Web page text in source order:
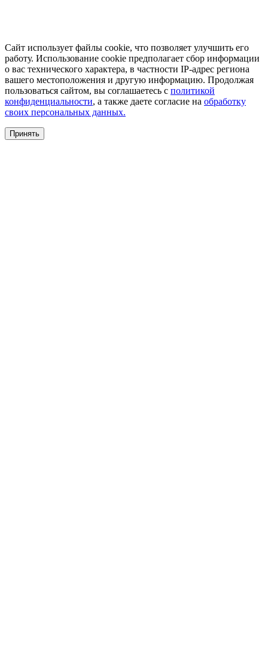
Сайт использует файлы cookie, что позволяет улучшить его
работу. Использование cookie предполагает сбор информации
о вас технического характера, в частности IP-адрес региона
вашего местоположения и другую информацию. Продолжая
пользоваться сайтом, вы соглашаетесь с политикой
конфиденциальности, а также даете согласие на обработку
своих персональных данных.
Принять